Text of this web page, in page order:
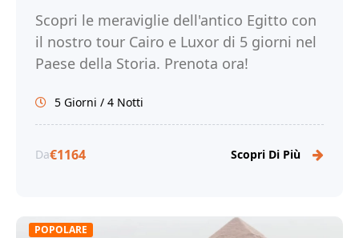
Scopri le meraviglie dell'antico Egitto con
il nostro tour Cairo e Luxor di 5 giorni nel
Paese della Storia. Prenota ora!
5 Giorni / 4 Notti
Da€1164 Scopri Di Più
POPOLARE